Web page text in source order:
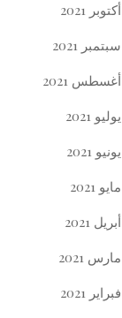
أكتوبر 2021
سبتمبر 2021
أغسطس 2021
يوليو 2021
يونيو 2021
مايو 2021
أبريل 2021
مارس 2021
فبراير 2021